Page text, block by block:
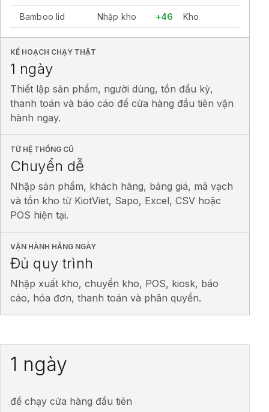
Bamboo lid Nhập kho +46 Kho
KẾ HOẠCH CHẠY THẬT
1 ngày
Thiết lập sản phẩm, người dùng, tồn đầu kỳ,
thanh toán và báo cáo để cửa hàng đầu tiên vận
hành ngay.
TỪ HỆ THỐNG CŨ
Chuyển dễ
Nhập sản phẩm, khách hàng, bảng giá, mã vạch
và tồn kho từ KiotViet, Sapo, Excel, CSV hoặc
POS hiện tại.
VẬN HÀNH HẰNG NGÀY
Đủ quy trình
Nhập xuất kho, chuyển kho, POS, kiosk, báo
cáo, hóa đơn, thanh toán và phân quyền.
1 ngày
để chạy cửa hàng đầu tiên